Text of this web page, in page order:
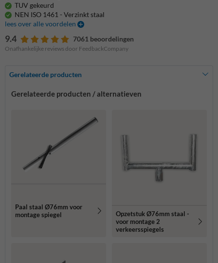
TUV gekeurd
NEN ISO 1461 - Verzinkt staal
lees over alle voordelen
9.4 7061 beoordelingen
Onafhankelijke reviews door FeedbackCompany
Gerelateerde producten
Gerelateerde producten / alternatieven
Paal staal Ø76mm voor
montage spiegel
Opzetstuk Ø76mm staal -
voor montage 2
verkeersspiegels